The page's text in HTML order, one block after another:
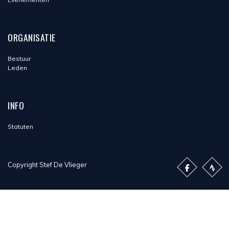
ORGANISATIE
Bestuur
Leden
INFO
Statuten
Copyright Stef De Vlieger